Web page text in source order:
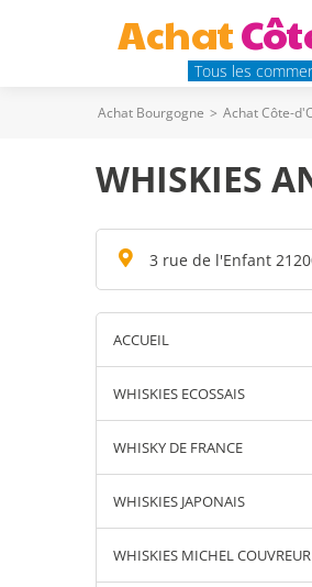
Achat
Tous les
Achat Bourgogne > Achat Côte-
WHISKIES
3 rue de l'Enfant
ACCUEIL
WHISKIES ECOSSAIS
WHISKY DE FRANCE
WHISKIES JAPONAIS
WHISKIES MICHEL COUVREUR